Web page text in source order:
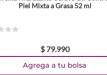
Piel Mixta a Grasa 52 ml
$ 79.990
Agrega a tu bolsa